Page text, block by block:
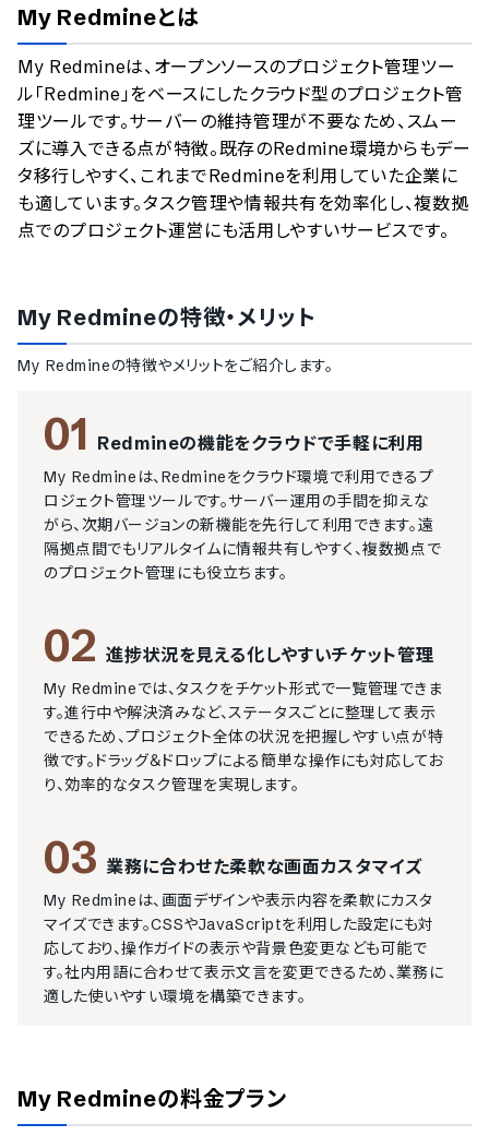
のサービスデータを参照しています。
情報更新者：業界DX最強ナビ編集部 情報取得元 掲載修正依頼
My Redmineとは
My Redmineは、オープンソースのプロジェクト管理ツー
ル「Redmine」をベースにしたクラウド型のプロジェクト管
理ツールです。サーバーの維持管理が不要なため、スムー
ズに導入できる点が特徴。既存のRedmine環境からもデー
タ移行しやすく、これまでRedmineを利用していた企業に
も適しています。タスク管理や情報共有を効率化し、複数拠
点でのプロジェクト運営にも活用しやすいサービスです。
My Redmineの特徴・メリット
My Redmineの特徴やメリットをご紹介します。
01 Redmineの機能をクラウドで手軽に利用
My Redmineは、Redmineをクラウド環境で利用できるプ
ロジェクト管理ツールです。サーバー運用の手間を抑えな
がら、次期バージョンの新機能を先行して利用できます。遠
隔拠点間でもリアルタイムに情報共有しやすく、複数拠点で
のプロジェクト管理にも役立ちます。
02 進捗状況を見える化しやすいチケット管理
My Redmineでは、タスクをチケット形式で一覧管理できま
す。進行中や解決済みなど、ステータスごとに整理して表示
できるため、プロジェクト全体の状況を把握しやすい点が特
徴です。ドラッグ＆ドロップによる簡単な操作にも対応してお
り、効率的なタスク管理を実現します。
03 業務に合わせた柔軟な画面カスタマイズ
My Redmineは、画面デザインや表示内容を柔軟にカスタ
マイズできます。CSSやJavaScriptを利用した設定にも対
応しており、操作ガイドの表示や背景色変更なども可能で
す。社内用語に合わせて表示文言を変更できるため、業務に
適した使いやすい環境を構築できます。
My Redmineの料金プラン